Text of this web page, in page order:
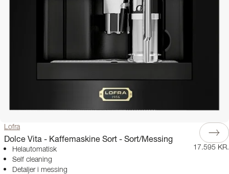
Lofra
Dolce Vita - Kaffemaskine Sort - Sort/Messing
Helautomatisk
Self cleaning
Detaljer i messing
17.595 KR.